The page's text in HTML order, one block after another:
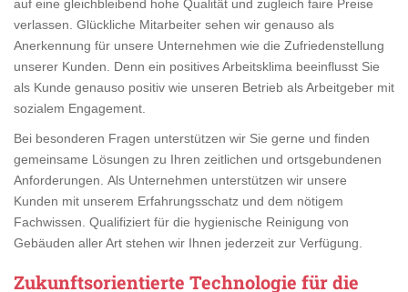
auf eine gleichbleibend hohe Qualität und zugleich faire Preise
verlassen. Glückliche Mitarbeiter sehen wir genauso als
Anerkennung für unsere Unternehmen wie die Zufriedenstellung
unserer Kunden. Denn ein positives Arbeitsklima beeinflusst Sie
als Kunde genauso positiv wie unseren Betrieb als Arbeitgeber mit
sozialem Engagement.
Bei besonderen Fragen unterstützen wir Sie gerne und finden
gemeinsame Lösungen zu Ihren zeitlichen und ortsgebundenen
Anforderungen. Als Unternehmen unterstützen wir unsere
Kunden mit unserem Erfahrungsschatz und dem nötigem
Fachwissen. Qualifiziert für die hygienische Reinigung von
Gebäuden aller Art stehen wir Ihnen jederzeit zur Verfügung.
Zukunftsorientierte Technologie für die